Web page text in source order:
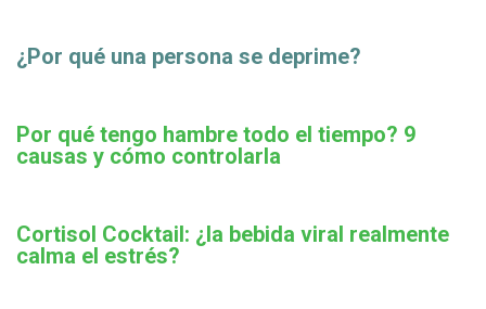
¿Por qué una persona se deprime?
Por qué tengo hambre todo el tiempo? 9
causas y cómo controlarla
Cortisol Cocktail: ¿la bebida viral realmente
calma el estrés?